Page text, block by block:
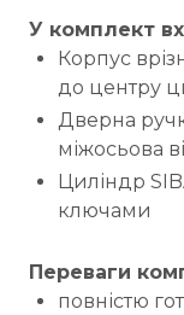
У комплект
Корпус
до центру
Дверна
міжосьова
Циліндр
ключами
Переваги
повністю